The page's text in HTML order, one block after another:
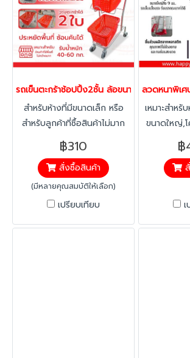
หายจากการเปลี่ยนเข็นเปลี่ยน
ทิศทางของพนักงาน จากการจัด
เก็บของพนักงาน มีอะไหร่รถเข็น
ให้เปลี่ยน,ไม่เป็นสนิม,สามารถ
ล้างทำความสะอาดง่าย ติดตั้ง
ขอบคิ้วป้องกันการสึกหรอของ
เหล็ก, บัมเปอร์, ลูกล้อเป็นยาง
แบบหนา นิ่มนวลและไม่แตกแบบ
ล้อเนื้อแข็งทั่วไป รุนมาตรฐาน
เป็นแบบล้อหมุนทั้งหมด 4 ล้อ
(เหมาะสำหรับที่แคบเลี้ยวทางโค้ง
ได้ง่าย ล้อจะไม่สึกหรอเร็ว) หาก
ต้องการล้อหมุนได้ 2 ตัวและ
การใช้งานทางตรง ต้องการ
หายจากกา
ทิศทางของ
เก็บของพนั
ให้เปลี่ยน,
ล้างทำควา
ขอบคิ้วป้อง
เหล็ก, บัมเ
แบบหนา นิ่ม
ล้อเนื้อแข็
เป็นแบบล้
(เหมาะสำห
ต้องการล้
การใช้งา
รถเข็นตะกร้าช้อปปิ้ง2ชั้น ล้อขนาดใหญ่4นิ้ว รถ
สำหรับห้างที่มีขนาดเล็ก หรือ
สำหรับลูกค้าที่ซื้อสินค้าไม่มาก
สามารถบังคับทิศทางง่าย มี
ตะกร้าให้ใช้ 2 ใบ แข็งแรง
ทนทาน และไม่เป็นสนิม
฿310
สั่งซื้อสินค้า
(มีหลายคุณสมบัติให้เลือก)
เปรียบเทียบ
ลวดหนาพิเ
เหมาะสำห
ขนาดใหญ่,
9 มม. มีควา
โครงสร้าง
หรือขาทรง
การชนหรือ
เพิ่มความจุ
฿